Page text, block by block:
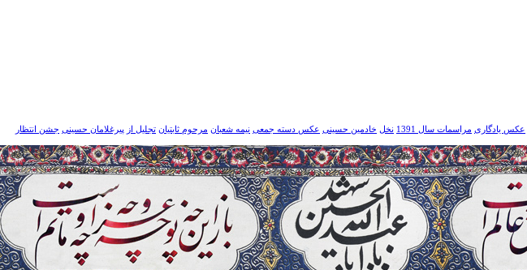
عکس یادگاری مراسمات سال 1391 نخل خادمین حسینی عکس دسته جمعی نیمه شعبان مرحوم ثابتیان تجلیل از پیرغلامان حسینی جشن انتظار